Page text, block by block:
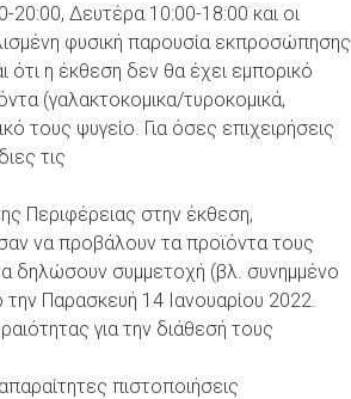
20:00, Δευτέρα 10:00-18:00 και οι
φυσική παρουσία εκπροσώπησης
ότι η έκθεση δεν θα έχει εμπορικό
(γαλακτοκομικα/τυροκομικά,
τους ψυγείο. Για όσες επιχειρήσεις
τις
Περιφέρειας στην έκθεση,
να προβάλουν τα προϊόντα τους
δηλώσουν συμμετοχή (βλ. συνημμένο
Παρασκευή 14 Ιανουαρίου 2022.
για την διάθεσή τους
πιστοποιήσεις